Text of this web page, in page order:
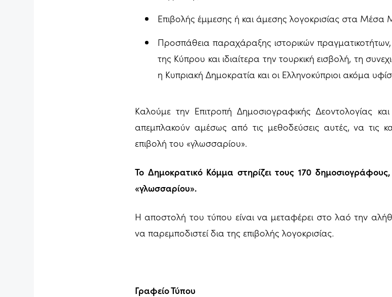
Επιβολής έμμεσης ή και άμεσης λογοκρισίας στα Μέσα
Προσπάθεια παραχάραξης ιστορικών
της Κύπρου και ιδιαίτερα την τουρκική εισβολή, τη
η Κυπριακή Δημοκρατία και οι Ελληνοκύπριοι ακόμα
Καλούμε την Επιτροπή Δημοσιογραφικής Δεοντολογίας
απεμπλακούν αμέσως από τις μεθοδεύσεις αυτές, να τις
επιβολή του «γλωσσαρίου».
Το Δημοκρατικό Κόμμα στηρίζει τους 170
«γλωσσαρίου».
Η αποστολή του τύπου είναι να μεταφέρει στο λαό την
να παρεμποδιστεί δια της επιβολής λογοκρισίας.
Γραφείο Τύπου